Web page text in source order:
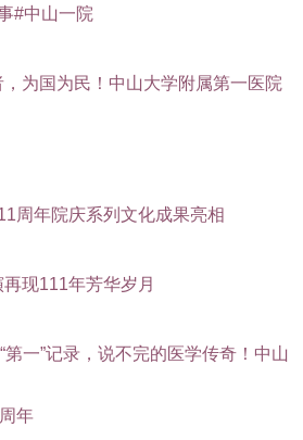
#中山一院
，为国为民！中山大学附属第一医院
周年院庆​系列文化成果亮相
现111年芳华岁月
第一”记录，说不完的医学传奇！中山
年